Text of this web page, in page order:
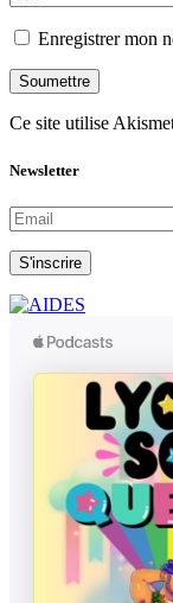
Enregistrer mon
Soumettre
Ce site utilise
Newsletter
S'inscrire